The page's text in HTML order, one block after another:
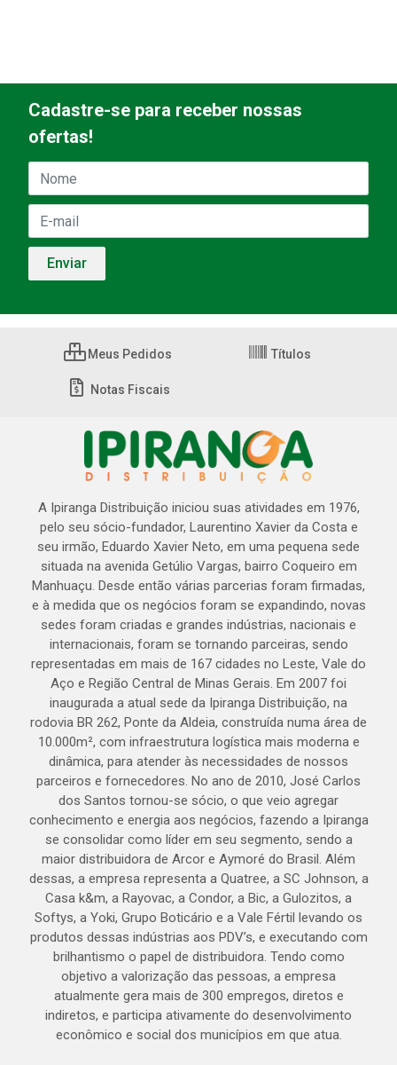
Cadastre-se para receber nossas
ofertas!
Meus Pedidos Títulos
Notas Fiscais
A Ipiranga Distribuição iniciou suas atividades em 1976,
pelo seu sócio-fundador, Laurentino Xavier da Costa e
seu irmão, Eduardo Xavier Neto, em uma pequena sede
situada na avenida Getúlio Vargas, bairro Coqueiro em
Manhuaçu. Desde então várias parcerias foram firmadas,
e à medida que os negócios foram se expandindo, novas
sedes foram criadas e grandes indústrias, nacionais e
internacionais, foram se tornando parceiras, sendo
representadas em mais de 167 cidades no Leste, Vale do
Aço e Região Central de Minas Gerais. Em 2007 foi
inaugurada a atual sede da Ipiranga Distribuição, na
rodovia BR 262, Ponte da Aldeia, construída numa área de
10.000m², com infraestrutura logística mais moderna e
dinâmica, para atender às necessidades de nossos
parceiros e fornecedores. No ano de 2010, José Carlos
dos Santos tornou-se sócio, o que veio agregar
conhecimento e energia aos negócios, fazendo a Ipiranga
se consolidar como líder em seu segmento, sendo a
maior distribuidora de Arcor e Aymoré do Brasil. Além
dessas, a empresa representa a Quatree, a SC Johnson, a
Casa k&m, a Rayovac, a Condor, a Bic, a Gulozitos, a
Softys, a Yoki, Grupo Boticário e a Vale Fértil levando os
produtos dessas indústrias aos PDV’s, e executando com
brilhantismo o papel de distribuidora. Tendo como
objetivo a valorização das pessoas, a empresa
atualmente gera mais de 300 empregos, diretos e
indiretos, e participa ativamente do desenvolvimento
econômico e social dos municípios em que atua.